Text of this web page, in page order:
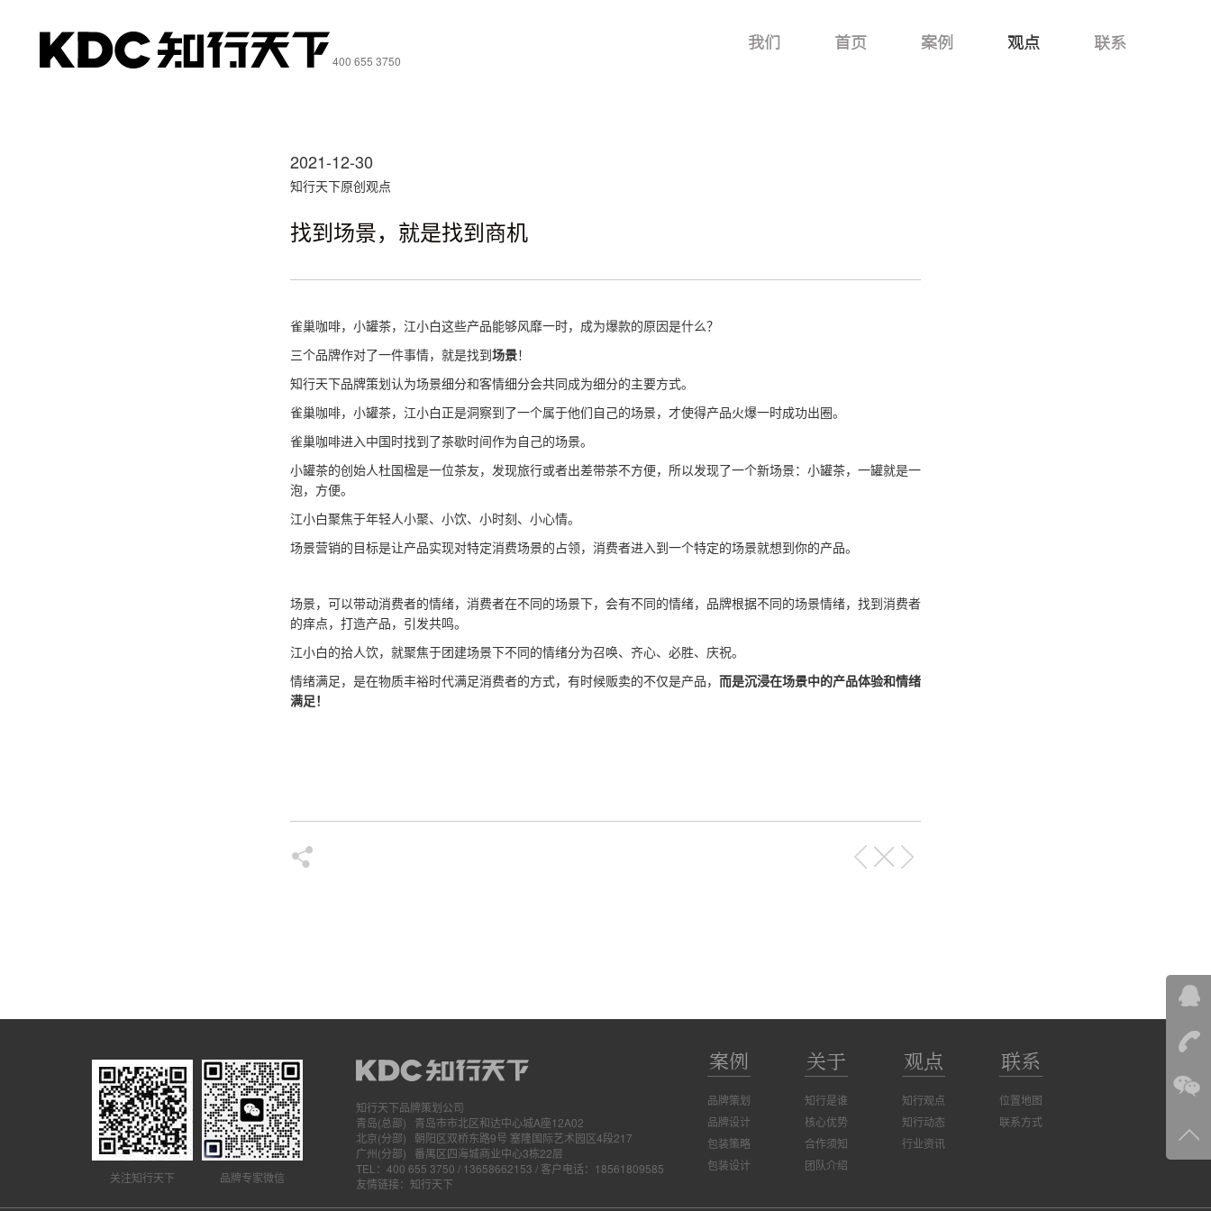
400 655 3750
我们 首页 案例 观点 联系
2021-12-30
知行天下原创观点
找到场景，就是找到商机
雀巢咖啡，小罐茶，江小白这些产品能够风靡一时，成为爆款的原因是什么？
三个品牌作对了一件事情，就是找到 场景！
知行天下品牌策划认为场景细分和客情细分会共同成为细分的主要方式。
雀巢咖啡，小罐茶，江小白正是洞察到了一个属于他们自己的场景，才使得产品火爆一时成功出圈。
雀巢咖啡进入中国时找到了茶歇时间作为自己的场景。
小罐茶的创始人杜国楹是一位茶友，发现旅行或者出差带茶不方便，所以发现了一个新场景：小罐茶，一罐就是一
泡，方便。
江小白聚焦于年轻人小聚、小饮、小时刻、小心情。
场景营销的目标是让产品实现对特定消费场景的占领，消费者进入到一个特定的场景就想到你的产品。
场景，可以带动消费者的情绪，消费者在不同的场景下，会有不同的情绪，品牌根据不同的场景情绪，找到消费者
的痒点，打造产品，引发共鸣。
江小白的拾人饮，就聚焦于团建场景下不同的情绪分为召唤、齐心、必胜、庆祝。
情绪满足，是在物质丰裕时代满足消费者的方式，有时候贩卖的不仅是产品， 而是沉浸在场景中的产品体验和情绪
满足！
关注知行天下 品牌专家微信
知行天下品牌策划公司
青岛(总部) 青岛市市北区和达中心城A座12A02
北京(分部) 朝阳区双桥东路9号 塞隆国际艺术园区4段217
广州(分部) 番禺区四海城商业中心3栋22层
TEL：400 655 3750 / 13658662153 / 客户电话：18561809585
友情链接： 知行天下
案例
品牌策划
品牌设计
包装策略
包装设计
关于
知行是谁
核心优势
合作须知
团队介绍
观点
知行观点
知行动态
行业资讯
联系
位置地图
联系方式
400